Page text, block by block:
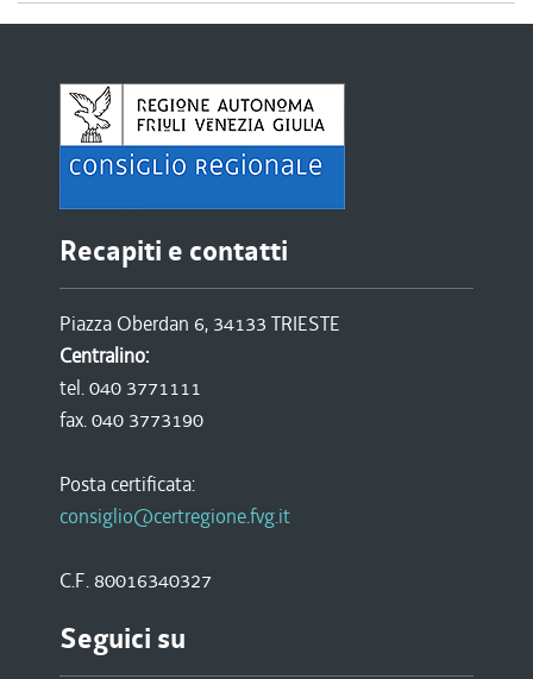
Recapiti e contatti
Piazza Oberdan 6, 34133 TRIESTE
Centralino:
tel. 040 3771111
fax. 040 3773190
Posta certificata:
consiglio@certregione.fvg.it
C.F. 80016340327
Seguici su